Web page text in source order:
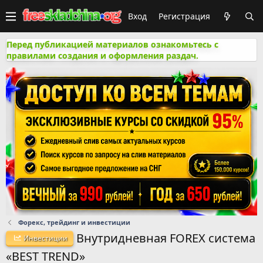
Вход Регистрация
Перед публикацией материалов ознакомьтесь с
правилами создания и оформления раздач.
Форекс, трейдинг и инвестиции
Инвестиции
Внутридневная FOREX система
«BEST TREND»